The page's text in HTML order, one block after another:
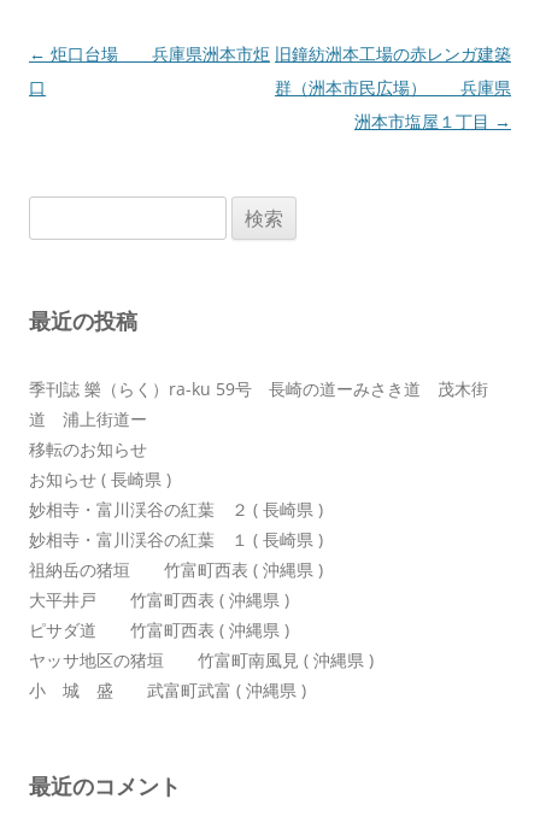
投
稿
ン
← 炬口台場 兵庫県洲本市炬
口
旧鐘紡洲本工場の赤レンガ建築
群（洲本市民広場） 兵庫県
洲本市塩屋１丁目 →
索:
最近の投稿
季刊誌 樂（らく）ra-ku 59号 長崎の道ーみさき道 茂木街
道 浦上街道ー
移転のお知らせ
お知らせ ( 長崎県 )
妙相寺・富川渓谷の紅葉 ２ ( 長崎県 )
妙相寺・富川渓谷の紅葉 １ ( 長崎県 )
祖納岳の猪垣 竹富町西表 ( 沖縄県 )
大平井戸 竹富町西表 ( 沖縄県 )
ピサダ道 竹富町西表 ( 沖縄県 )
ヤッサ地区の猪垣 竹富町南風見 ( 沖縄県 )
小 城 盛 武富町武富 ( 沖縄県 )
最近のコメント